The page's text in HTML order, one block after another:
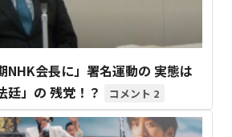
NHK会長に」署名運動の 実態は
廷」の 残党！？
2